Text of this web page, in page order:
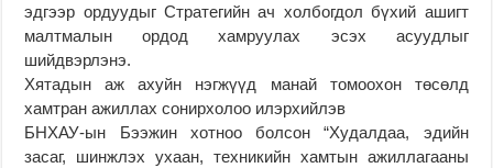
эдгээр ордуудыг Стратегийн ач холбогдол бүхий ашигт
малтмалын ордод хамруулах эсэх асуудлыг
шийдвэрлэнэ.
Хятадын аж ахуйн нэгжүүд манай томоохон төсөлд
хамтран ажиллах сонирхолоо илэрхийлэв
БНХАУ-ын Бээжин хотноо болсон “Худалдаа, эдийн
засаг, шинжлэх ухаан, техникийн хамтын ажиллагааны